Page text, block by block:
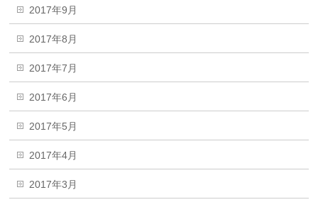
2017年9月
2017年8月
2017年7月
2017年6月
2017年5月
2017年4月
2017年3月